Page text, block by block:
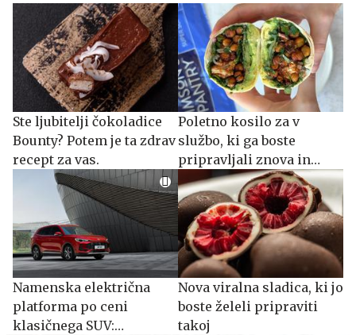
Ste ljubitelji čokoladice
Bounty? Potem je ta zdrav
recept za vas.
Poletno kosilo za v
službo, ki ga boste
pripravljali znova in
znova
Namenska električna
platforma po ceni
klasičnega SUV:
Nova viralna sladica, ki jo
boste želeli pripraviti
takoj